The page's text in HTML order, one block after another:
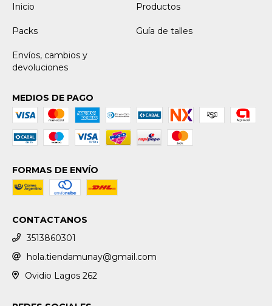
Inicio
Productos
Packs Guía de talles
Envíos, cambios y
devoluciones
MEDIOS DE PAGO
FORMAS DE ENVÍO
CONTACTANOS
3513860301
hola.tiendamunay@gmail.com
Ovidio Lagos 262